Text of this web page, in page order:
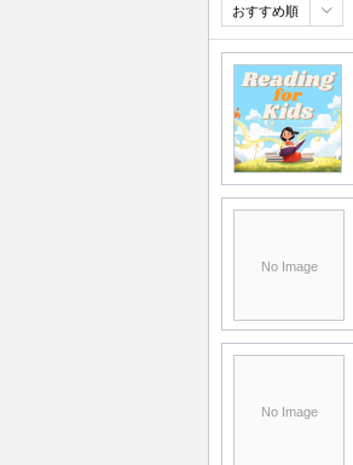
おすすめ順
No Image
No Image